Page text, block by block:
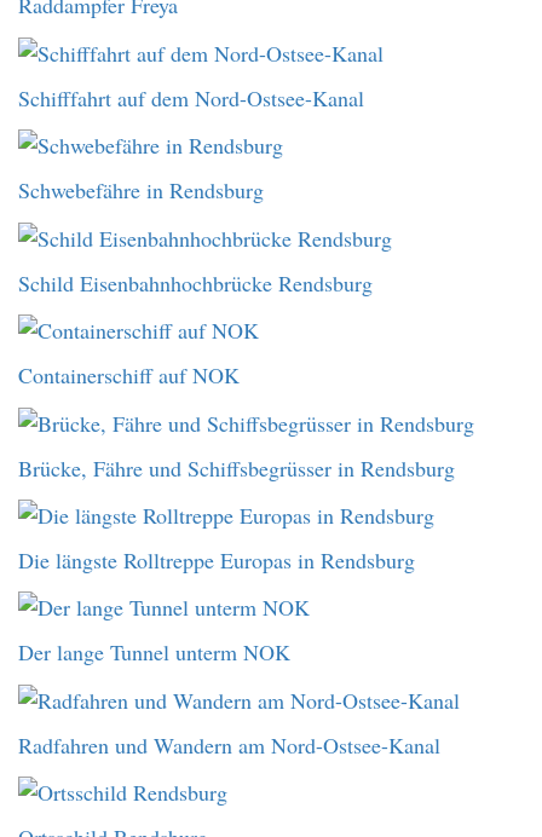
Schifffahrt auf dem Nord-Ostsee-Kanal
Schwebefähre in Rendsburg
Schild Eisenbahnhochbrücke Rendsburg
Containerschiff auf NOK
Brücke, Fähre und Schiffsbegrüsser in Rendsburg
Die längste Rolltreppe Europas in Rendsburg
Der lange Tunnel unterm NOK
Radfahren und Wandern am Nord-Ostsee-Kanal